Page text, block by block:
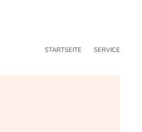
STARTSEITE SERVICE